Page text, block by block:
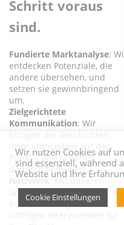
Schritt voraus
sind.
Fundierte Marktanalyse:
entdecken Potenziale, die
andere übersehen, und
setzen sie gewinnbringend
um.
Zielgerichtete
Kommunikation: Wir
Ihrer Immobilien auf den
Punkt – und schaffen
dadurch Mehrwert.
Netzwerk : Mit unseren
langjährigen Kontakten
erreichen wir genau die
Wir nutzen Cookies auf
sind essenziell, während
Website und Ihre
Cookie Einstellungen